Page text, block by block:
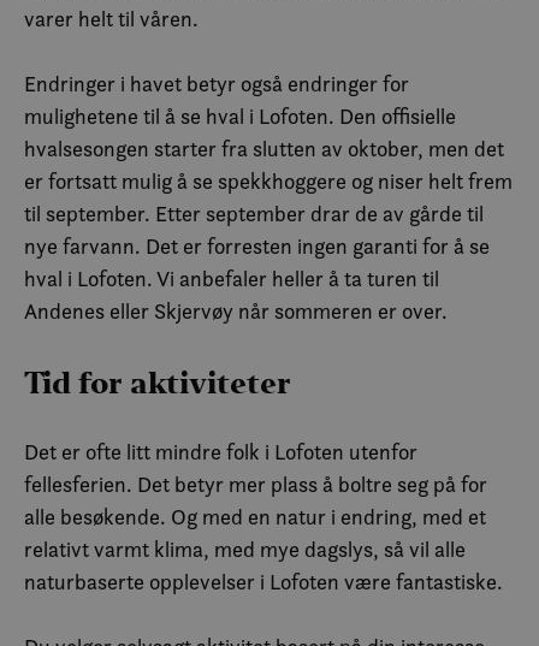
varer helt til våren.
Endringer i havet betyr også endringer for
mulighetene til å se hval i Lofoten. Den offisielle
hvalsesongen starter fra slutten av oktober, men det
er fortsatt mulig å se spekkhoggere og niser helt frem
til september. Etter september drar de av gårde til
nye farvann. Det er forresten ingen garanti for å se
hval i Lofoten. Vi anbefaler heller å ta turen til
Andenes eller Skjervøy når sommeren er over.
Tid for aktiviteter
Det er ofte litt mindre folk i Lofoten utenfor
fellesferien. Det betyr mer plass å boltre seg på for
alle besøkende. Og med en natur i endring, med et
relativt varmt klima, med mye dagslys, så vil alle
naturbaserte opplevelser i Lofoten være fantastiske.